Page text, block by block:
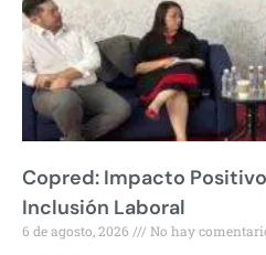
Copred: Impacto
Inclusión Laboral
6 de agosto, 2026 No hay